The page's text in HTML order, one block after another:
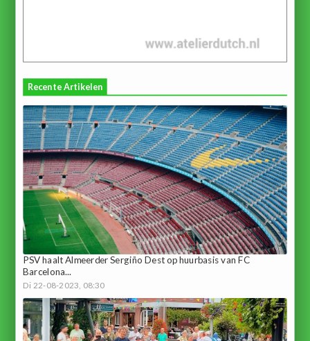
Recente Artikelen
PSV haalt Almeerder Sergiño Dest op huurbasis van FC
Barcelona...
Di 22-08-2023, 08:30